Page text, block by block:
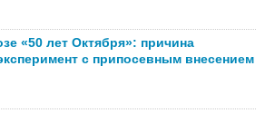
«50 лет Октября»: причина
с припосевным внесением